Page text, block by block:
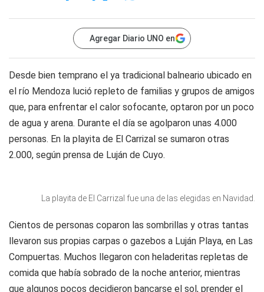
Agregar Diario UNO en
Desde bien temprano el ya tradicional balneario ubicado en
el río Mendoza lució repleto de familias y grupos de amigos
que, para enfrentar el calor sofocante, optaron por un poco
de agua y arena. Durante el día se agolparon unas 4.000
personas. En la playita de El Carrizal se sumaron otras
2.000, según prensa de Luján de Cuyo.
La playita de El Carrizal fue una de las elegidas en Navidad.
Cientos de personas coparon las sombrillas y otras tantas
llevaron sus propias carpas o gazebos a Luján Playa, en Las
Compuertas. Muchos llegaron con heladeritas repletas de
comida que había sobrado de la noche anterior, mientras
que algunos pocos decidieron bancarse el sol, prender el